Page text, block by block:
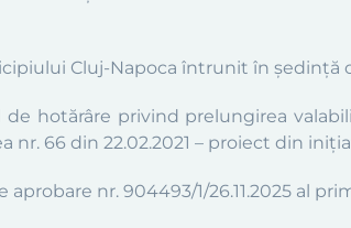
Cluj-Napoca întrunit în şedinţă
de hotărâre privind prelungirea
nr. 66 din 22.02.2021 – proiect din
aprobare nr. 904493/1/26.11.2025 al